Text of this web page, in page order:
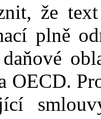
že
plně
OECD.